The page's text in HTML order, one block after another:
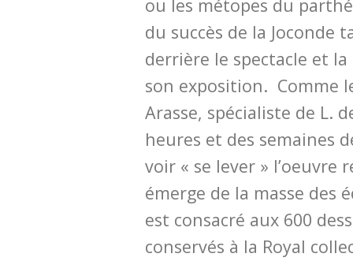
ou les métopes du
du succès de la Joconde
derrière le spectacle et la
son exposition. Comme
Arasse, spécialiste de L.
heures et des semaines
voir « se lever » l’oeuvre
émerge de la masse des
est consacré aux 600
conservés à la Royal